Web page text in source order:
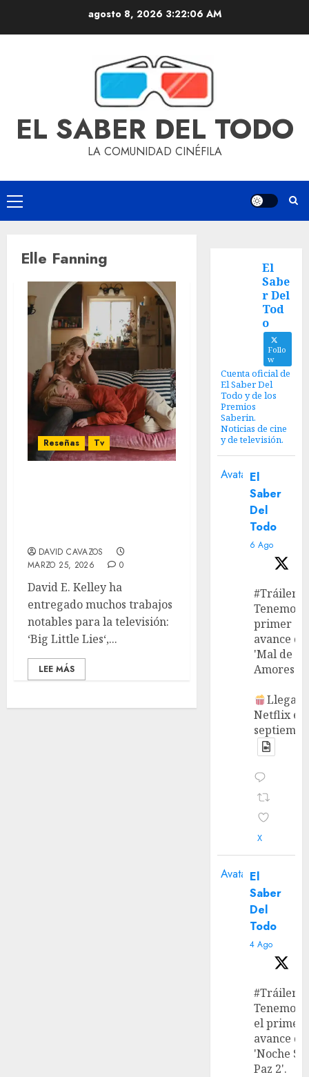
agosto 8, 2026 3:22:06 AM
EL SABER DEL TODO
LA COMUNIDAD CINÉFILA
Elle Fanning
Reseñas Tv
DAVID CAVAZOS
MARZO 25, 2026
0
David E. Kelley ha
entregado muchos trabajos
notables para la televisión:
‘Big Little Lies‘,...
LEE MÁS
El
Sabe
r Del
Tod
o
Follo
w
Cuenta oficial de
El Saber Del
Todo y de los
Premios
Saberin.
Noticias de cine
y de televisión.
Avatar El
Saber
Del
Todo
6 Ago
#Tráiler
Tenemos
primer
avance de
'Mal de
Amores'.
Llega a
Netflix en
X
Avatar El
Saber
Del
Todo
4 Ago
#Tráiler
Tenemos
el primer
avance de
'Noche
Paz 2'.